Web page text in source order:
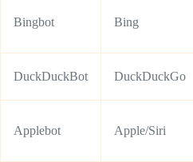
Bingbot Bing
DuckDuckBot DuckDuckGo
Applebot Apple/Siri